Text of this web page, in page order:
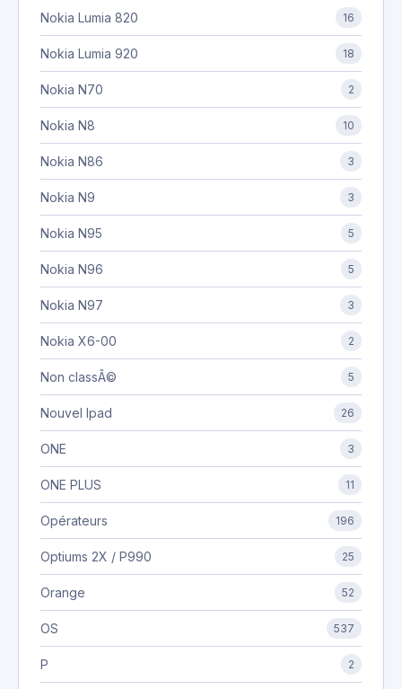
Nokia Lumia 820 16
Nokia Lumia 920 18
Nokia N70 2
Nokia N8 10
Nokia N86 3
Nokia N9 3
Nokia N95 5
Nokia N96 5
Nokia N97 3
Nokia X6-00 2
Non classÃ© 5
Nouvel Ipad 26
ONE 3
ONE PLUS 11
Opérateurs 196
Optiums 2X / P990 25
Orange 52
OS 537
P 2